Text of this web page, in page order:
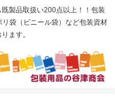
製品取扱い200点以上！！包装
袋（ビニール袋）など包装資材
ます。